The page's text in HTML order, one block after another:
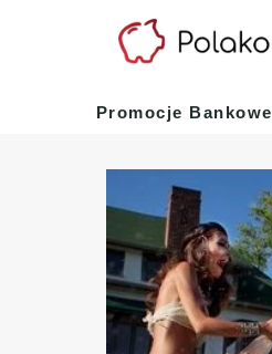
Promocje Bankowe